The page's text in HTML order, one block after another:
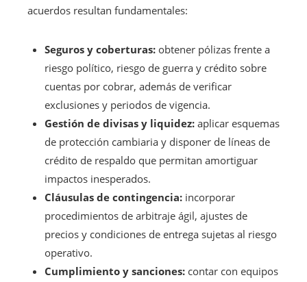
acuerdos resultan fundamentales:
Seguros y coberturas: obtener pólizas frente a
riesgo político, riesgo de guerra y crédito sobre
cuentas por cobrar, además de verificar
exclusiones y periodos de vigencia.
Gestión de divisas y liquidez: aplicar esquemas
de protección cambiaria y disponer de líneas de
crédito de respaldo que permitan amortiguar
impactos inesperados.
Cláusulas de contingencia: incorporar
procedimientos de arbitraje ágil, ajustes de
precios y condiciones de entrega sujetas al riesgo
operativo.
Cumplimiento y sanciones: contar con equipos